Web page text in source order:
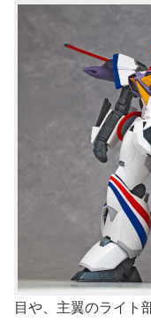
目や、主翼のライト